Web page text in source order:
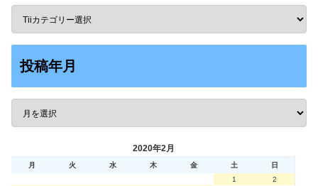
投稿年月
2020年2月
月 火 水 木 金 土
日
1
2